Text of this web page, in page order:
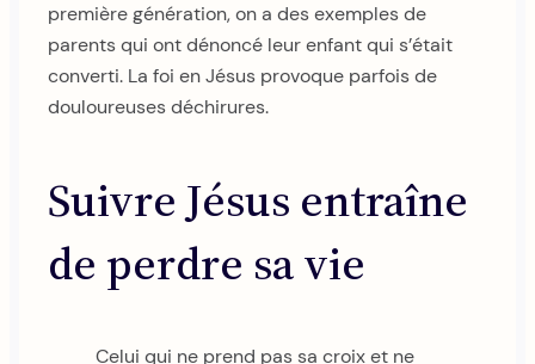
première génération, on a des exemples de
parents qui ont dénoncé leur enfant qui s’était
converti. La foi en Jésus provoque parfois de
douloureuses déchirures.
Suivre Jésus entraîne
de perdre sa vie
Celui qui ne prend pas sa croix et ne